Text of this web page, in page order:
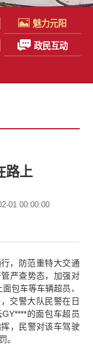
魅力元阳
政民互动
路上
01 00:00:00
，防范重特大交通
严查势态，加强对
包车等车辆超员、
交警大队民警在日
的面包车超员
，民警对该车驾驶
。